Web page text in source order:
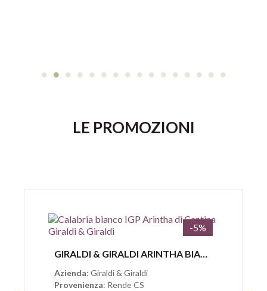
LE PROMOZIONI
Anteprima
-5%
GIRALDI & GIRALDI ARINTHA BIANCO CALABRIA IGP
Azienda: Giraldi & Giraldi
Provenienza: Rende CS